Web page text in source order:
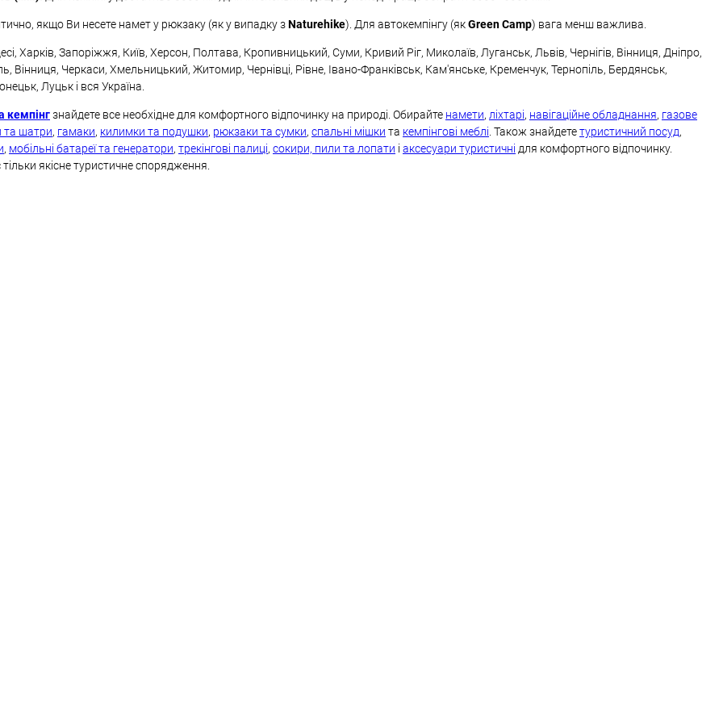
якщо Ви несете намет у рюкзаку (як у випадку зNaturehike). Для автокемпінгу (якGreen Camp) вага менш важлива.
Харків, Запоріжжя, Київ, Херсон, Полтава, Кропивницький, Суми, Кривий Ріг, Миколаїв, Луганськ, Львів, Чернігів, Вінниця, Дніпро,
Вінниця, Черкаси, Хмельницький, Житомир, Чернівці, Рівне, Івано-Франківськ, Кам'янське, Кременчук, Тернопіль, Бердянськ,
Луцьк і вся Україна.
кемпінгзнайдете все необхідне для комфортного відпочинку на природі. Обирайте намети, ліхтарі, навігаційне обладнання, газове
та шатри, гамаки, килимки та подушки, рюкзаки та сумки, спальні мішки та кемпінгові меблі. Також знайдететуристичний посуд,
, мобільні батареї та генератори, трекінгові палиці, сокири, пили та лопати і аксесуари туристичні для комфортного відпочинку.
якісне туристичне спорядження.